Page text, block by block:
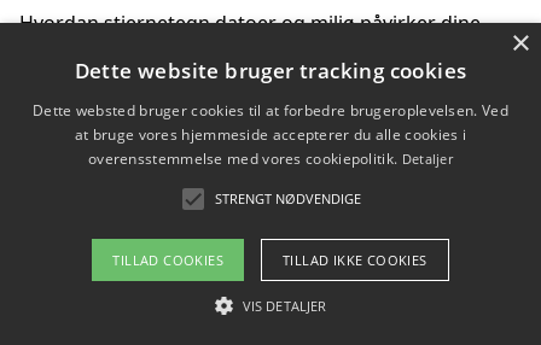
Hvordan stjernetegn datoer og miljø påvirker dine
Bæredygtige gadgets til en grønnere hverdag
Om / kontakt
Blog Betingelser
×
Dette website bruger tracking cookies
Dette websted bruger cookies til at forbedre brugeroplevelsen. Ved
at bruge vores hjemmeside accepterer du alle cookies i
overensstemmelse med vores cookiepolitik. Detaljer
STRENGT NØDVENDIGE
TILLAD COOKIES TILLAD IKKE COOKIES
VIS DETALJER